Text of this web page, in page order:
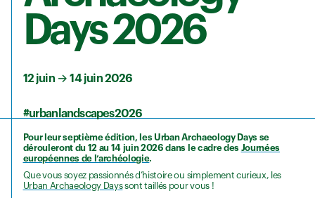
Days 2026
12 juin→14 juin 2026
#urbanlandscapes2026
Pour leur septième édition, les Urban Archaeology Days se
dérouleront du 12 au 14 juin 2026 dans le cadre des Journées
européennes de l’archéologie.
Que vous soyez passionnés d’histoire ou simplement curieux, les
Urban Archaeology Dayssont taillés pour vous !